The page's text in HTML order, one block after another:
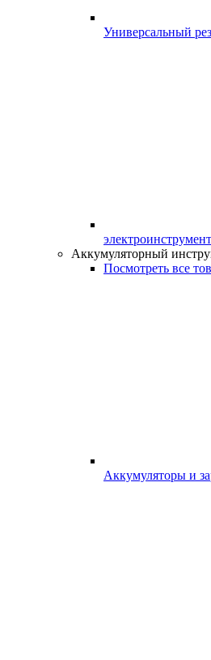
Универсальный
Аккумуляторный
Посмотреть все
Аккумуляторы и